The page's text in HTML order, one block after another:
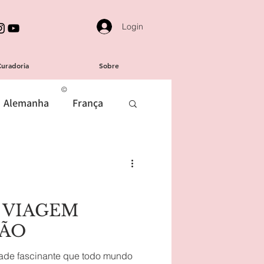
Login
Sobre
Alemanha França
fascinante que todo mundo
©